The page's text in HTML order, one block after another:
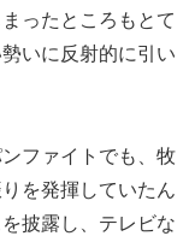
ったところもとて
いに反射的に引い
ファイトでも、牧
を発揮していたん
披露し、テレビな